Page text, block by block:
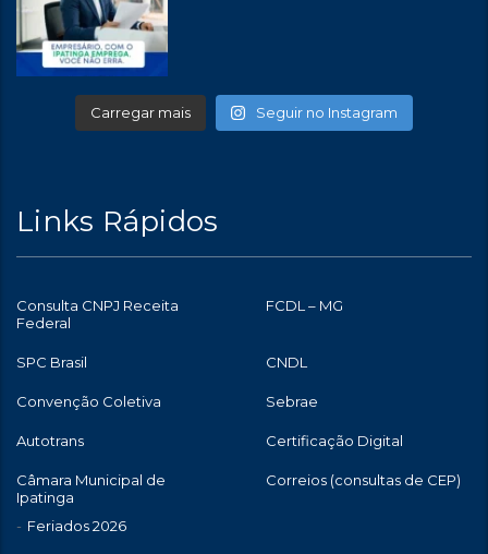
Carregar mais Seguir no Instagram
Links Rápidos
Consulta CNPJ Receita
Federal
FCDL – MG
SPC Brasil CNDL
Convenção Coletiva Sebrae
Autotrans Certificação Digital
Câmara Municipal de
Ipatinga
Feriados 2026
Correios (consultas de CEP)